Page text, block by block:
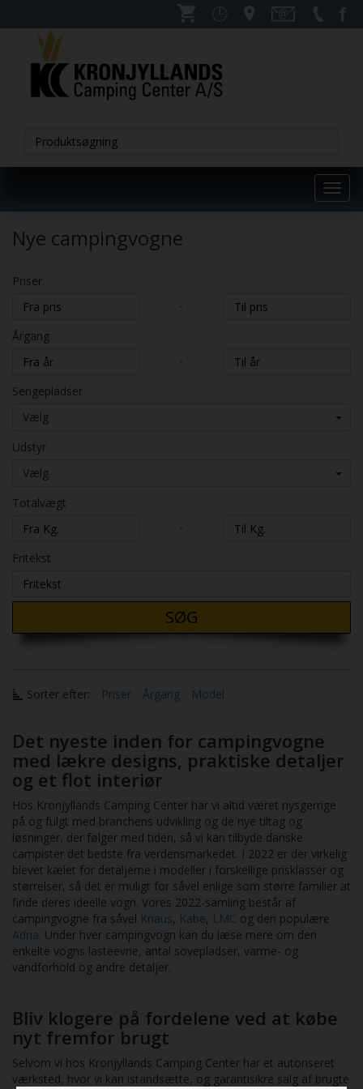
Nye campingvogne
Priser
-
Årgang
-
Sengepladser
Vælg
Udstyr
Vælg
Totalvægt
-
Fritekst
SØG
Sorter efter: Priser Årgang Model
Det nyeste inden for campingvogne
med lækre designs, praktiske detaljer
og et flot interiør
Hos Kronjyllands Camping Center har vi altid været nysgerrige
på og fulgt med branchens udvikling og de nye tiltag og
løsninger, der følger med tiden, så vi kan tilbyde danske
campister det bedste fra verdensmarkedet. I 2022 er der virkelig
blevet kælet for detaljerne i modeller i forskellige prisklasser og
størrelser, så det er muligt for såvel enlige som større familier at
finde deres ideelle vogn. Vores 2022-samling består af
campingvogne fra såvel Knaus, Kabe, LMC og den populære
Adria. Under hver campingvogn kan du læse mere om den
enkelte vogns lasteevne, antal sovepladser, varme- og
vandforhold og andre detaljer.
Bliv klogere på fordelene ved at købe
nyt fremfor brugt
Selvom vi hos Kronjyllands Camping Center har et autoriseret
værksted, hvor vi kan istandsætte, og garantisikre salg af brugte